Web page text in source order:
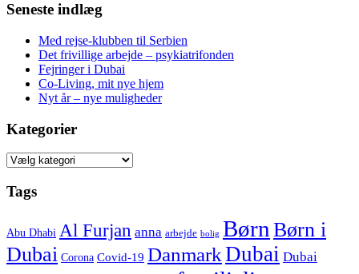
Seneste indlæg
Med rejse-klubben til Serbien
Det frivillige arbejde – psykiatrifonden
Fejringer i Dubai
Co-Living, mit nye hjem
Nyt år – nye muligheder
Kategorier
Kategorier
Tags
Abu Dhabi Al Furjan anna arbejde bolig Børn Børn i
Dubai Corona Covid-19 DanmarkDubai Dubai